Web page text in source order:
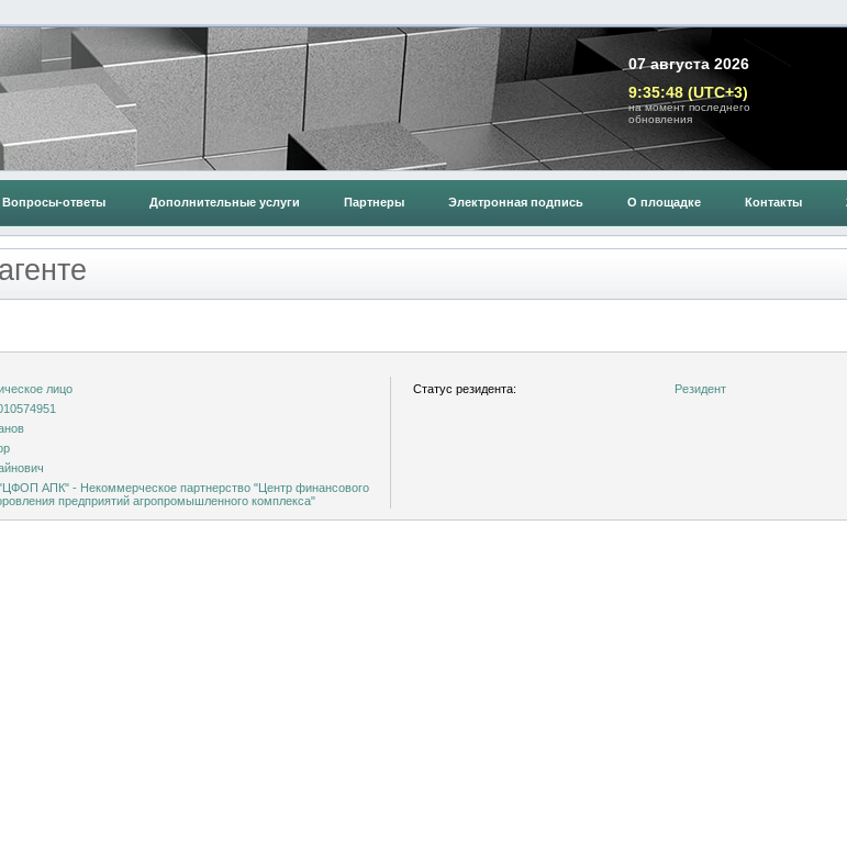
07 августа 2026
9:35:48 (UTC+3)
на момент последнего
обновления
Вопросы-ответы Дополнительные услуги Партнеры Электронная подпись О площадке Контакты
лицо Статус резидента:
Резидент
АПК" - Некоммерческое партнерство "Центр финансового
предприятий агропромышленного комплекса"